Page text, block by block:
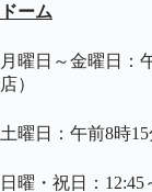
ドーム
月曜日～金曜日：
店）
土曜日：午前8時
日曜・祝日：12:45